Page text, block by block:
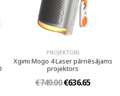
PROJEKTORI
Xgimi Mogo 4 Laser pārnēsājams
projektors
€749.00€636.65